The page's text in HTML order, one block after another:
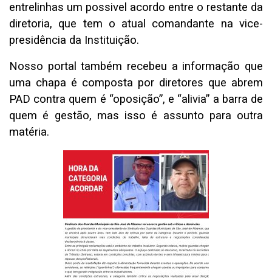
entrelinhas um possivel acordo entre o restante da
diretoria, que tem o atual comandante na vice-
presidência da Instituição.
Nosso portal também recebeu a informação que
uma chapa é composta por diretores que abrem
PAD contra quem é “oposição”, e “alivia” a barra de
quem é gestão, mas isso é assunto para outra
matéria.